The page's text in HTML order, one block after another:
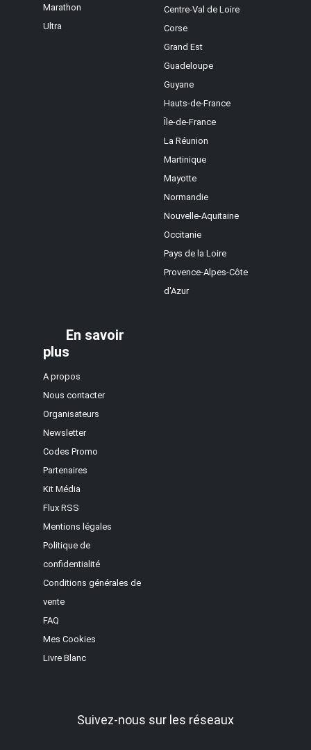
Marathon
Ultra
Centre-Val de Loire
Corse
Grand Est
Guadeloupe
Guyane
Hauts-de-France
Île-de-France
La Réunion
Martinique
Mayotte
Normandie
Nouvelle-Aquitaine
Occitanie
Pays de la Loire
Provence-Alpes-Côte
d'Azur
En savoir
plus
A propos
Nous contacter
Organisateurs
Newsletter
Codes Promo
Partenaires
Kit Média
Flux RSS
Mentions légales
Politique de
confidentialité
Conditions générales de
vente
FAQ
Mes Cookies
Livre Blanc
Suivez-nous sur les réseaux